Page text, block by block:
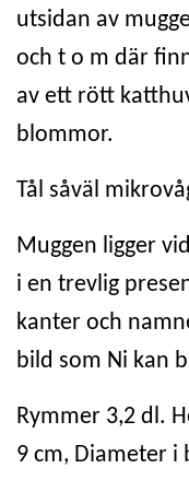
utsidan av
och t o m där
av ett rött
blommor.
Tål såväl
Muggen ligger
i en trevlig
kanter och
bild som Ni kan
Rymmer 3,2 dl.
9 cm, Diameter i